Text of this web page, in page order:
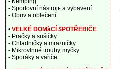
- Kemping
- Sportovní nástroje a vybavení
- Obuv a oblečení
• VELKÉ DOMàCÍ SPOTŘEBIČE
- Pračky a sušičky
- Chladničky a mrazničky
- Mikrovlnné trouby, myčky
- Sporáky a vařiče